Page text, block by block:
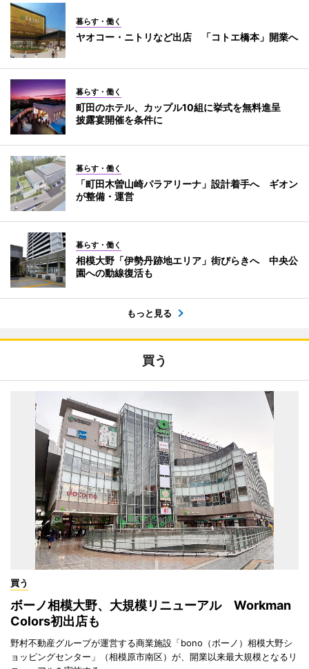
暮らす・働く
ヤオコー・ニトリなど出店 「コトエ橋本」開業へ
暮らす・働く
町田のホテル、カップル10組に挙式を無料進呈
披露宴開催を条件に
暮らす・働く
「町田木曽山崎パラアリーナ」設計着手へ ギオン
が整備・運営
暮らす・働く
相模大野「伊勢丹跡地エリア」街びらきへ 中央公
園への動線復活も
もっと見る
買う
買う
ボーノ相模大野、大規模リニューアル Workman
Colors初出店も
野村不動産グループが運営する商業施設「bono（ボーノ）相模大野シ
ョッピングセンター」（相模原市南区）が、開業以来最大規模となるリ